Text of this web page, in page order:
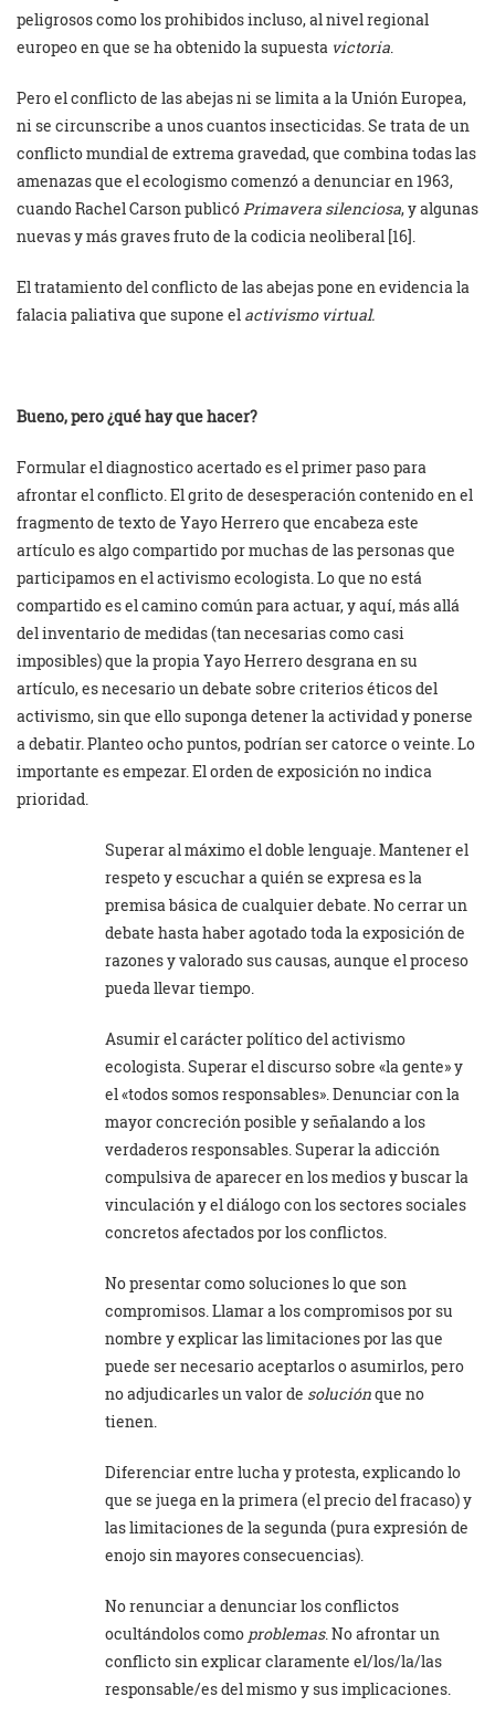
peligrosos como los prohibidos incluso, al nivel regional
europeo en que se ha obtenido la supuesta victoria.
Pero el conflicto de las abejas ni se limita a la Unión Europea,
ni se circunscribe a unos cuantos insecticidas. Se trata de un
conflicto mundial de extrema gravedad, que combina todas las
amenazas que el ecologismo comenzó a denunciar en 1963,
cuando Rachel Carson publicóPrimavera silenciosa, y algunas
nuevas y más graves fruto de la codicia neoliberal [16].
El tratamiento del conflicto de las abejas pone en evidencia la
falacia paliativa que supone el activismo virtual.
Bueno, pero ¿qué hay que hacer?
Formular el diagnostico acertado es el primer paso para
afrontar el conflicto. El grito de desesperación contenido en el
fragmento de texto de Yayo Herrero que encabeza este
artículo es algo compartido por muchas de las personas que
participamos en el activismo ecologista. Lo que no está
compartido es el camino común para actuar, y aquí, más allá
del inventario de medidas (tan necesarias como casi
imposibles) que la propia Yayo Herrero desgrana en su
artículo, es necesario un debate sobre criterios éticos del
activismo, sin que ello suponga detener la actividad y ponerse
a debatir. Planteo ocho puntos, podrían ser catorce o veinte. Lo
importante es empezar. El orden de exposición no indica
prioridad.
Superar al máximo el doble lenguaje. Mantener el
respeto y escuchar a quién se expresa es la
premisa básica de cualquier debate. No cerrar un
debate hasta haber agotado toda la exposición de
razones y valorado sus causas, aunque el proceso
pueda llevar tiempo.
Asumir el carácter político del activismo
ecologista. Superar el discurso sobre «la gente» y
el «todos somos responsables». Denunciar con la
mayor concreción posible y señalando a los
verdaderos responsables. Superar la adicción
compulsiva de aparecer en los medios y buscar la
vinculación y el diálogo con los sectores sociales
concretos afectados por los conflictos.
No presentar como soluciones lo que son
compromisos. Llamar a los compromisos por su
nombre y explicar las limitaciones por las que
puede ser necesario aceptarlos o asumirlos, pero
no adjudicarles un valor de soluciónque no
tienen.
Diferenciar entre lucha y protesta, explicando lo
que se juega en la primera (el precio del fracaso) y
las limitaciones de la segunda (pura expresión de
enojo sin mayores consecuencias).
No renunciar a denunciar los conflictos
ocultándolos como problemas. No afrontar un
conflicto sin explicar claramente el/los/la/las
responsable/es del mismo y sus implicaciones.